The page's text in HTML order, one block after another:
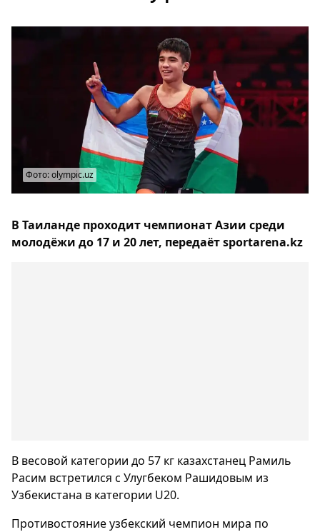
Фото: olympic.uz
В Таиланде проходит чемпионат Азии среди
молодёжи до 17 и 20 лет, передаёт sportarena.kz
В весовой категории до 57 кг казахстанец Рамиль
Расим встретился с Улугбеком Рашидовым из
Узбекистана в категории U20.
Противостояние узбекский чемпион мира по